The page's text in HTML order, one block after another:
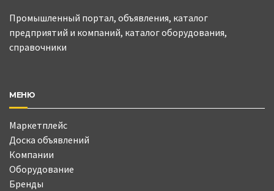
Промышленный портал, объявления, каталог
предприятий и компаний, каталог оборудования,
справочники
МЕНЮ
Маркетплейс
Доска объявлений
Компании
Оборудование
Бренды